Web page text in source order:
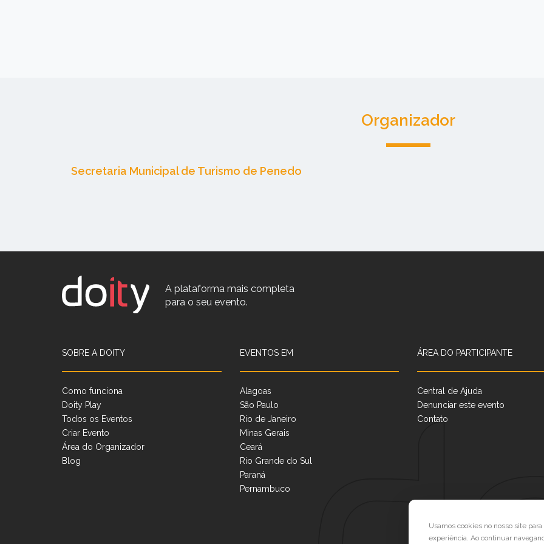
Organizador
Secretaria Municipal de Turismo de Penedo
A plataforma mais completa
para o seu evento.
SOBRE A DOITY
Como funciona
Doity Play
Todos os Eventos
Criar Evento
Área do Organizador
Blog
EVENTOS EM
Alagoas
São Paulo
Rio de Janeiro
Minas Gerais
Ceará
Rio Grande do Sul
Paraná
Pernambuco
ÁREA DO PARTICIPANTE
Central de Ajuda
Denunciar este evento
Contato
Usamos cookies no nosso site
experiência. Ao continuar